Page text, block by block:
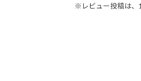
※レビュー投稿は、